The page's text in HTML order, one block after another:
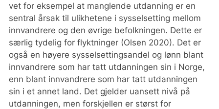
vet for eksempel at manglende utdanning er en
sentral årsak til ulikhetene i sysselsetting mellom
innvandrere og den øvrige befolkningen. Dette er
særlig tydelig for flyktninger (Olsen 2020). Det er
også en høyere sysselsettingsandel og lønn blant
innvandrere som har tatt utdanningen sin i Norge,
enn blant innvandrere som har tatt utdanningen
sin i et annet land. Det gjelder uansett nivå på
utdanningen, men forskjellen er størst for